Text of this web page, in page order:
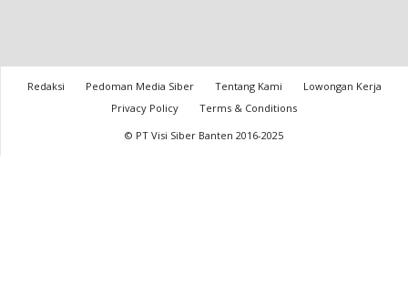
Redaksi Pedoman Media Siber Tentang Kami
Lowongan Kerja
Privacy Policy
Terms & Conditions
© PT Visi Siber Banten 2016-2025